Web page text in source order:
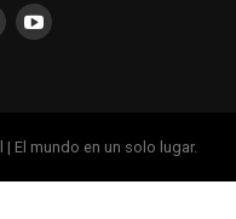
El mundo en un solo lugar.